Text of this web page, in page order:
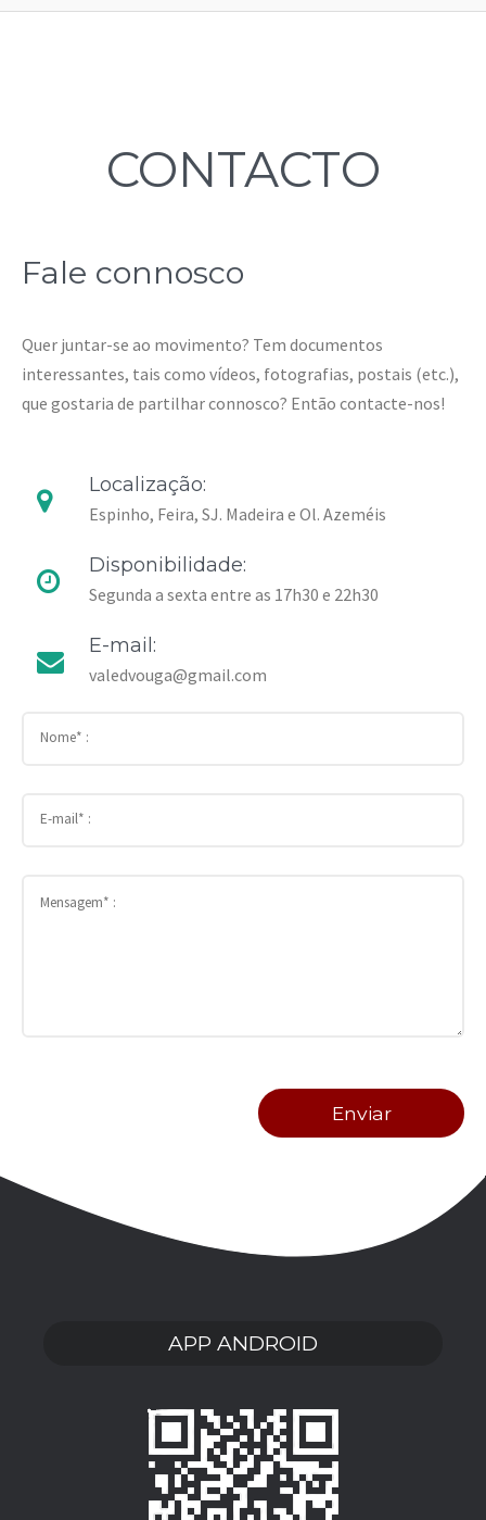
CONTACTO
Fale connosco
Quer juntar-se ao movimento? Tem documentos
interessantes, tais como vídeos, fotografias, postais (etc.),
que gostaria de partilhar connosco? Então contacte-nos!
Localização:
Espinho, Feira, SJ. Madeira e Ol. Azeméis
Disponibilidade:
Segunda a sexta entre as 17h30 e 22h30
E-mail:
valedvouga@gmail.com
APP ANDROID